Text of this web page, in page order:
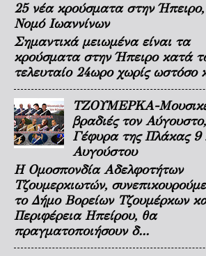
25 νέα κρούσματα στην
Νομό Ιωαννίνων
Σημαντικά μειωμένα είναι τα
κρούσματα στην Ήπειρο κατά
τελευταίο 24ωρο χωρίς ωστόσο
ΤΖΟΥΜΕΡΚΑ-
βραδιές τον
Γέφυρα της Πλάκας 9
Αυγούστου
Η Ομοσπονδία Αδελφοτήτων
Τζουμερκιωτών,
το Δήμο Βορείων Τζουμέρκων
Περιφέρεια Ηπείρου, θα
πραγματοποιήσουν δ...